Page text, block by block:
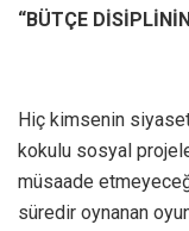
“BÜTÇE
Hiç kimsenin
kokulu sosyal
müsaade
süredir oynanan